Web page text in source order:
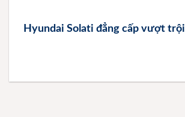
Hyundai Solati đẳng cấp vượt trội